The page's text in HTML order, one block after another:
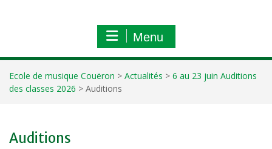
Menu
Ecole de musique Couëron > Actualités > 6 au 23 juin Auditions
des classes 2026 > Auditions
Auditions